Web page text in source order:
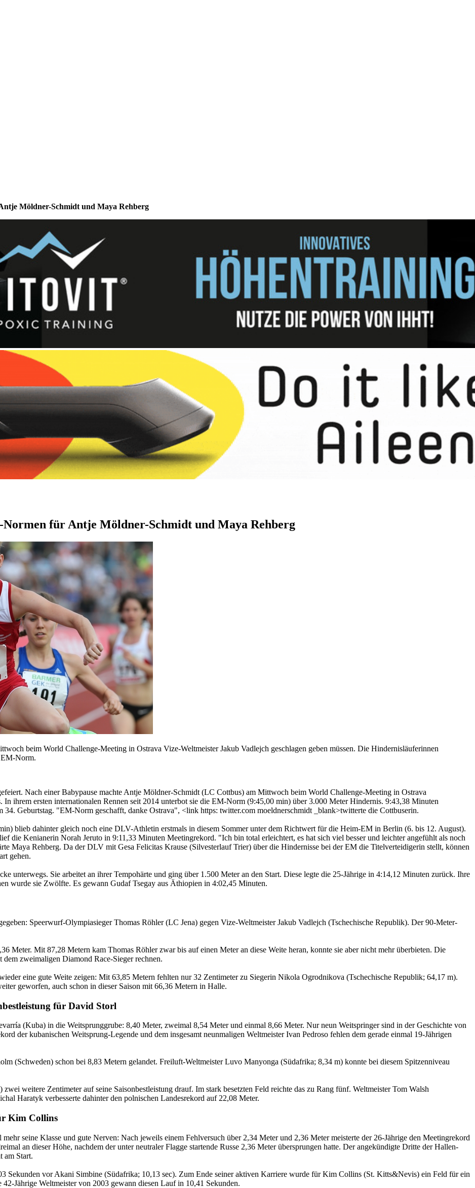
Möldner-Schmidt und Maya Rehberg
Normen für Antje Möldner-Schmidt und Maya Rehberg
beim World Challenge-Meeting in Ostrava Vize-Weltmeister Jakub Vadlejch geschlagen geben müssen. Die Hindernisläuferinnen
Norm.
Nach einer Babypause machte Antje Möldner-Schmidt (LC Cottbus) am Mittwoch beim World Challenge-Meeting in Ostrava
In ihrem ersten internationalen Rennen seit 2014 unterbot sie die EM-Norm (9:45,00 min) über 3.000 Meter Hindernis. 9:43,38 Minuten
34. Geburtstag. "EM-Norm geschafft, danke Ostrava", <link https: twitter.com moeldnerschmidt _blank>twitterte die Cottbuserin.
blieb dahinter gleich noch eine DLV-Athletin erstmals in diesem Sommer unter dem Richtwert für die Heim-EM in Berlin (6. bis 12. August).
die Kenianerin Norah Jeruto in 9:11,33 Minuten Meetingrekord. "Ich bin total erleichtert, es hat sich viel besser und leichter angefühlt als noch
Maya Rehberg. Da der DLV mit Gesa Felicitas Krause (Silvesterlauf Trier) über die Hindernisse bei der EM die Titelverteidigerin stellt, können
gehen.
unterwegs. Sie arbeitet an ihrer Tempohärte und ging über 1.500 Meter an den Start. Diese legte die 25-Jährige in 4:14,12 Minuten zurück. Ihre
wurde sie Zwölfte. Es gewann Gudaf Tsegay aus Äthiopien in 4:02,45 Minuten.
Speerwurf-Olympiasieger Thomas Röhler (LC Jena) gegen Vize-Weltmeister Jakub Vadlejch (Tschechische Republik). Der 90-Meter-
Meter. Mit 87,28 Metern kam Thomas Röhler zwar bis auf einen Meter an diese Weite heran, konnte sie aber nicht mehr überbieten. Die
zweimaligen Diamond Race-Sieger rechnen.
eine gute Weite zeigen: Mit 63,85 Metern fehlten nur 32 Zentimeter zu Siegerin Nikola Ogrodnikova (Tschechische Republik; 64,17 m).
geworfen, auch schon in dieser Saison mit 66,36 Metern in Halle.
für David Storl
(Kuba) in die Weitsprunggrube: 8,40 Meter, zweimal 8,54 Meter und einmal 8,66 Meter. Nur neun Weitspringer sind in der Geschichte von
der kubanischen Weitsprung-Legende und dem insgesamt neunmaligen Weltmeister Ivan Pedroso fehlen dem gerade einmal 19-Jährigen
(Schweden) schon bei 8,83 Metern gelandet. Freiluft-Weltmeister Luvo Manyonga (Südafrika; 8,34 m) konnte bei diesem Spitzenniveau
weitere Zentimeter auf seine Saisonbestleistung drauf. Im stark besetzten Feld reichte das zu Rang fünf. Weltmeister Tom Walsh
Haratyk verbesserte dahinter den polnischen Landesrekord auf 22,08 Meter.
Kim Collins
seine Klasse und gute Nerven: Nach jeweils einem Fehlversuch über 2,34 Meter und 2,36 Meter meisterte der 26-Jährige den Meetingrekord
an dieser Höhe, nachdem der unter neutraler Flagge startende Russe 2,36 Meter übersprungen hatte. Der angekündigte Dritte der Hallen-
am Start.
Sekunden vor Akani Simbine (Südafrika; 10,13 sec). Zum Ende seiner aktiven Karriere wurde für Kim Collins (St. Kitts&Nevis) ein Feld für ein
Jährige Weltmeister von 2003 gewann diesen Lauf in 10,41 Sekunden.